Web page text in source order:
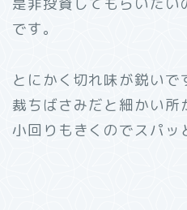
です。
とにかく切れ味が鋭いで
裁ちばさみだと細かい所
小回りもきくのでスパッ